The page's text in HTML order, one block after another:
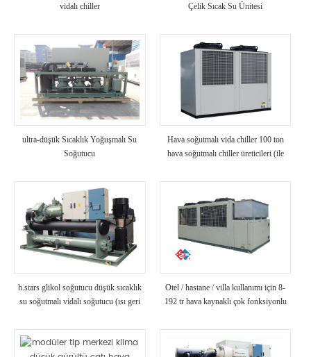
vidalı chiller
Çelik Sıcak Su Ünitesi
ultra-düşük Sıcaklık Yoğuşmalı Su
Soğutucu
Hava soğutmalı vida chiller 100 ton
hava soğutmalı chiller üreticileri (ile
h.stars glikol soğutucu düşük sıcaklık
su soğutmalı vidalı soğutucu (ısı geri
Otel / hastane / villa kullanımı için 8-
192 tr hava kaynaklı çok fonksiyonlu